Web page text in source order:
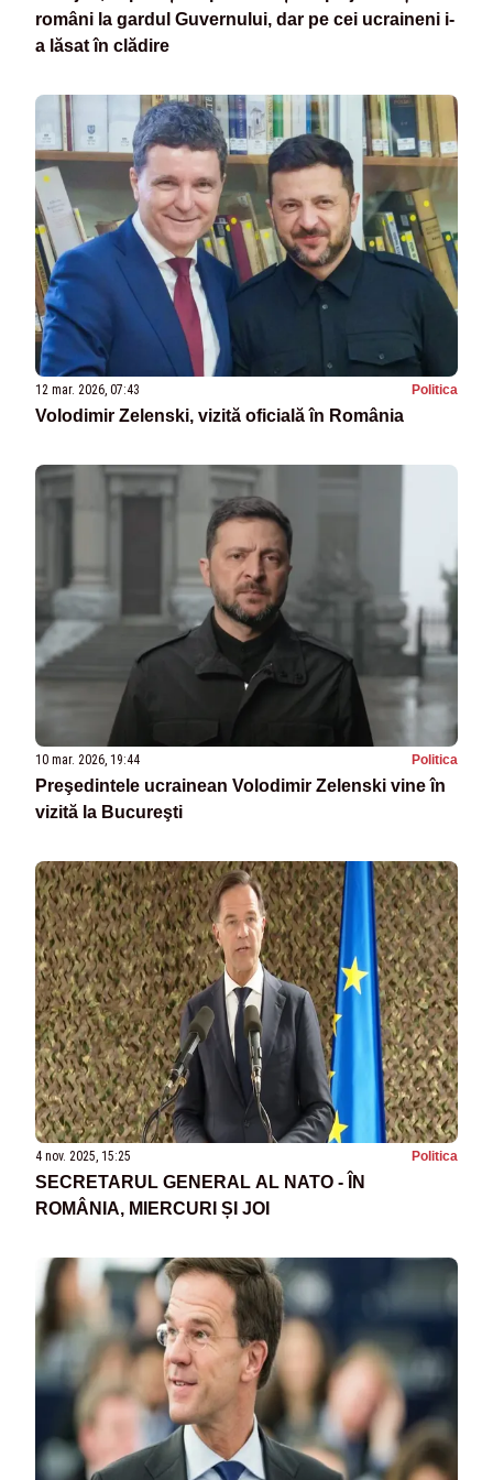
români la gardul Guvernului, dar pe cei ucraineni i-
a lăsat în clădire
12 mar. 2026, 07:43 Politica
Volodimir Zelenski, vizită oficială în România
10 mar. 2026, 19:44 Politica
Preşedintele ucrainean Volodimir Zelenski vine în
vizită la Bucureşti
4 nov. 2025, 15:25 Politica
SECRETARUL GENERAL AL NATO - ÎN
ROMÂNIA, MIERCURI ȘI JOI